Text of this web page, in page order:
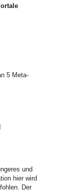
5 Meta-
und
hier wird
Der